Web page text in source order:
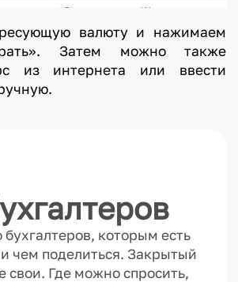
валюту и нажимаем
Затем можно также
из интернета или ввести
которым есть
и чем поделиться. Закрытый
свои. Где можно спросить,